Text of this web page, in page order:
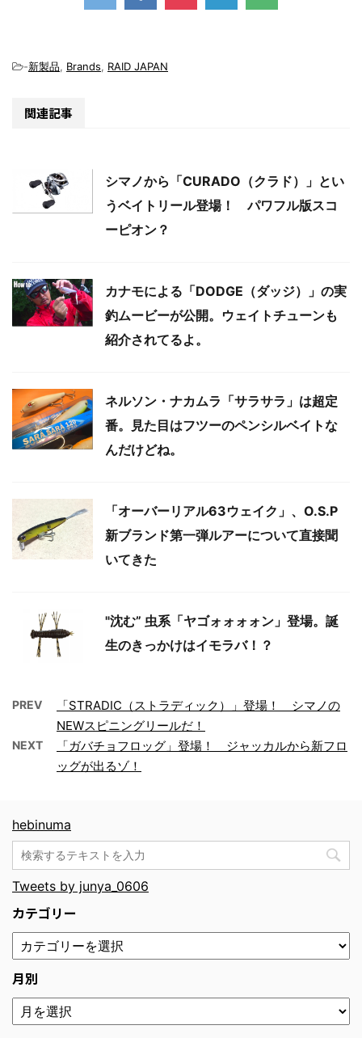
-新製品, Brands, RAID JAPAN
関連記事
シマノから「CURADO（クラド）」とい
うベイトリール登場！ パワフル版スコ
ーピオン？
カナモによる「DODGE（ダッジ）」の実
釣ムービーが公開。ウェイトチューンも
紹介されてるよ。
ネルソン・ナカムラ「サラサラ」は超定
番。見た目はフツーのペンシルベイトな
んだけどね。
「オーバーリアル63ウェイク」、O.S.P
新ブランド第一弾ルアーについて直接聞
いてきた
"沈む” 虫系「ヤゴォォォォン」登場。誕
生のきっかけはイモラバ！？
PREV
「STRADIC（ストラディック）」登場！ シマノの
NEWスピニングリールだ！
NEXT
「ガバチョフロッグ」登場！ ジャッカルから新フロ
ッグが出るゾ！
hebinuma
Tweets by junya_0606
カテゴリー
月別